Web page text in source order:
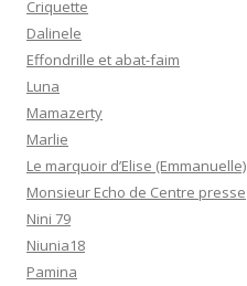
Criquette
Dalinele
Effondrille et abat-faim
Luna
Mamazerty
Marlie
Le marquoir d’Elise (Emmanuelle)
Monsieur Echo de Centre presse
Nini 79
Niunia18
Pamina